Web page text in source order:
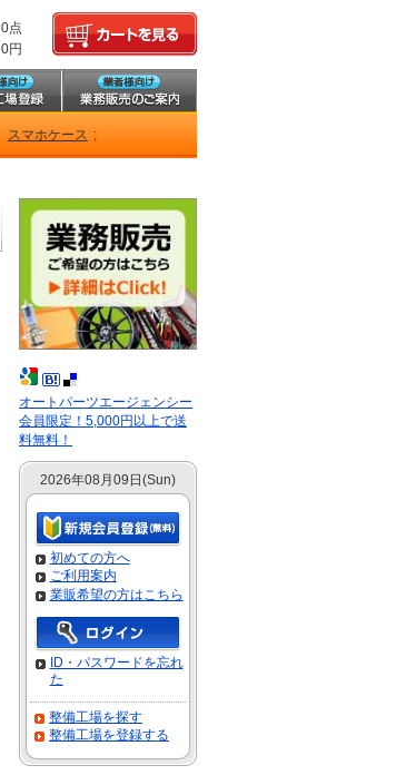
0点
0円
スマホケース ;
オートパーツエージェンシー
会員限定！5,000円以上で送
料無料！
2026年08月09日(Sun)
初めての方へ
ご利用案内
業販希望の方はこちら
ID・パスワードを忘れ
た
整備工場を探す
整備工場を登録する